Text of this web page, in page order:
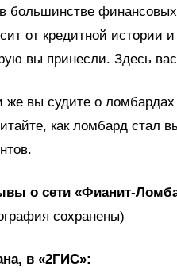
большинстве
от кредитной истории
вы принесли. Здесь
же вы судите о
как ломбард стал
о сети «Фианит-
сохранены)
в «2ГИС»: